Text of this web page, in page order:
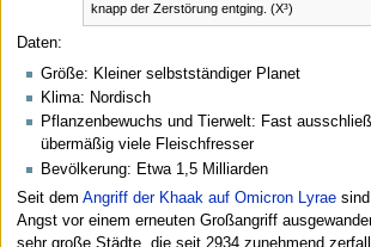
knapp der Zerstörung entging. (X³)
Daten:
Größe: Kleiner selbstständiger Planet
Klima: Nordisch
Pflanzenbewuchs und Tierwelt: Fast
übermäßig viele Fleischfresser
Bevölkerung: Etwa 1,5 Milliarden
Seit dem Angriff der Khaak auf Omicron Lyraesind
Angst vor einem erneuten Großangriff
sehr große Städte, die seit 2934 zunehmend